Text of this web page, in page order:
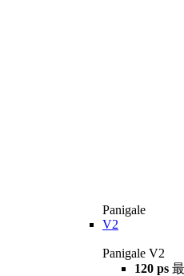
Panigale
V2
Panigale V2
120 ps